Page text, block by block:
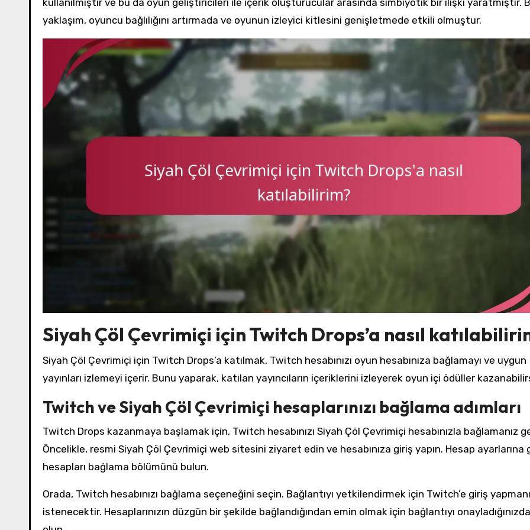
kullanılmıştır ve bu da oyun geliştiricileri ile içerik oluşturucular arasında simbiyotik bir ilişki yaratmıştır.
yaklaşım, oyuncu bağlılığını artırmada ve oyunun izleyici kitlesini genişletmede etkili olmuştur.
Siyah Çöl Çevrimiçi için Twitch Drops’a nasıl
Siyah Çöl Çevrimiçi için Twitch Drops’a katılmak, Twitch hesabınızı oyun hesabınıza bağlamayı ve uygun
yayınları izlemeyi içerir. Bunu yaparak, katılan yayıncıların içeriklerini izleyerek oyun içi ödüller
Twitch ve Siyah Çöl Çevrimiçi hesaplarınızı bağlama adımları
Twitch Drops kazanmaya başlamak için, Twitch hesabınızı Siyah Çöl Çevrimiçi hesabınızla bağlamanız
Öncelikle, resmi Siyah Çöl Çevrimiçi web sitesini ziyaret edin ve hesabınıza giriş yapın. Hesap ayarlarına
hesapları bağlama bölümünü bulun.
Orada, Twitch hesabınızı bağlama seçeneğini seçin. Bağlantıyı yetkilendirmek için Twitch’e giriş
istenecektir. Hesaplarınızın düzgün bir şekilde bağlandığından emin olmak için bağlantıyı